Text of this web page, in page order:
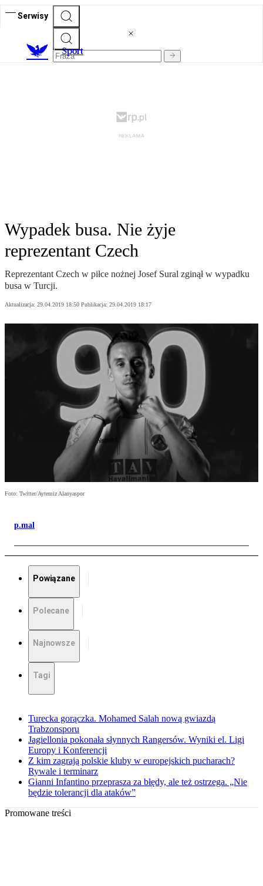
Serwisy
Sport
Wypadek busa. Nie żyje
reprezentant Czech
Reprezentant Czech w piłce nożnej Josef Sural zginął w wypadku
busa w Turcji.
Aktualizacja: 29.04.2019 18:50 Publikacja: 29.04.2019 18:17
Foto: Twitter/Aytemiz Alanyaspor
p.mal
Powiązane
Polecane
Najnowsze
Tagi
Turecka gorączka. Mohamed Salah nową gwiazdą
Trabzonsporu
Jagiellonia pokonała słynnych Rangersów. Wyniki el. Ligi
Europy i Konferencji
Z kim zagrają polskie kluby w europejskich pucharach?
Rywale i terminarz
Gianni Infantino przeprasza za błędy, ale też ostrzega. „Nie
będzie tolerancji dla ataków”
Promowane treści